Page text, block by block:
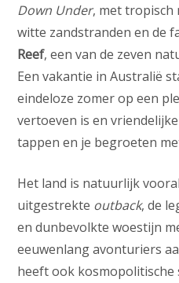
Down Under, met tropisch
witte zandstranden en de
Reef, een van de zeven
Een vakantie in Australië
eindeloze zomer op een
vertoeven is en
tappen en je begroeten
Het land is natuurlijk
uitgestrekte outback, de
en dunbevolkte woestijn
eeuwenlang avonturiers
heeft ook kosmopolitische